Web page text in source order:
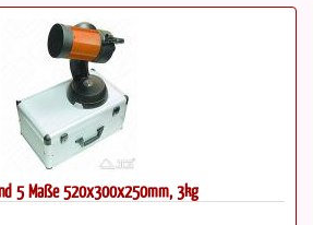
5 Maße 520x300x250mm, 3kg